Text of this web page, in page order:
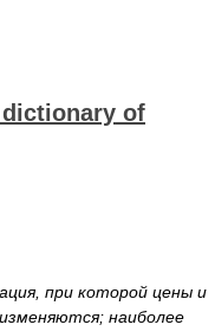
of
при которой цены и
наиболее